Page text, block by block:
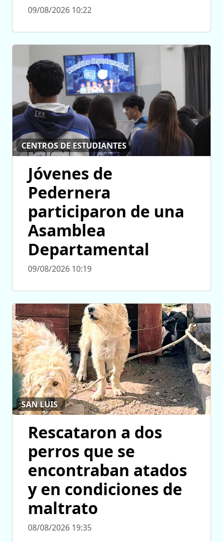
09/08/2026 10:22
CENTROS DE ESTUDIANTES
Jóvenes de
Pedernera
participaron de una
Asamblea
Departamental
09/08/2026 10:19
SAN LUIS
Rescataron a dos
perros que se
encontraban atados
y en condiciones de
maltrato
08/08/2026 19:35